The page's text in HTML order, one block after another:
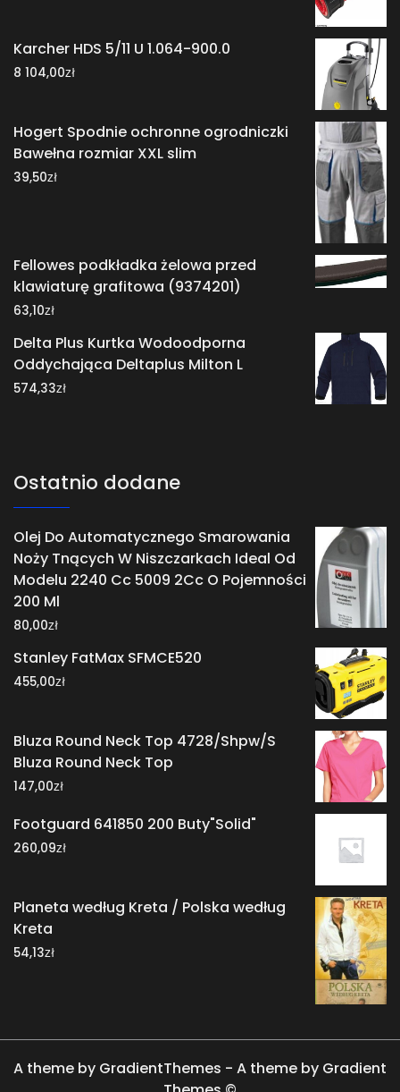
Karcher HDS 5/11 U 1.064-900.0
8 104,00zł
Hogert Spodnie ochronne ogrodniczki
Bawełna rozmiar XXL slim
39,50zł
Fellowes podkładka żelowa przed
klawiaturę grafitowa (9374201)
63,10zł
Delta Plus Kurtka Wodoodporna
Oddychająca Deltaplus Milton L
574,33zł
Ostatnio dodane
Olej Do Automatycznego Smarowania
Noży Tnących W Niszczarkach Ideal Od
Modelu 2240 Cc 5009 2Cc O Pojemności
200 Ml
80,00zł
Stanley FatMax SFMCE520
455,00zł
Bluza Round Neck Top 4728/Shpw/S
Bluza Round Neck Top
147,00zł
Footguard 641850 200 Buty"Solid"
260,09zł
Planeta według Kreta / Polska według
Kreta
54,13zł
A theme by GradientThemes - A theme by Gradient